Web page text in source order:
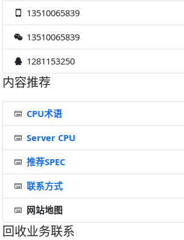
13510065839
13510065839
1281153250
内容推荐
CPU术语
Server CPU
推荐SPEC
联系方式
网站地图
回收业务联系